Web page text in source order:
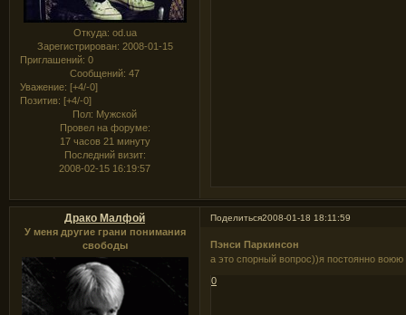
Откуда: od.ua
Зарегистрирован: 2008-01-15
Приглашений: 0
Сообщений: 47
Уважение: [+4/-0]
Позитив: [+4/-0]
Пол: Мужской
Провел на форуме:
17 часов 21 минуту
Последний визит:
2008-02-15 16:19:57
Поделиться2008-01-18 18:11:59
Драко Малфой
У меня другие грани понимания
свободы
Пэнси Паркинсон
а это спорный вопрос))я постоянно
0